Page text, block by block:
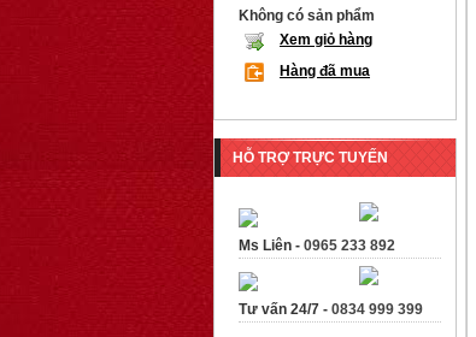
Không có sản phẩm
Xem giỏ hàng
Hàng đã mua
HỖ TRỢ TRỰC TUYẾN
Ms Liên - 0965 233 892
Tư vấn 24/7 - 0834 999 399